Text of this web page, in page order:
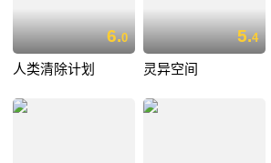
6.0
人类清除计划
5.4
灵异空间